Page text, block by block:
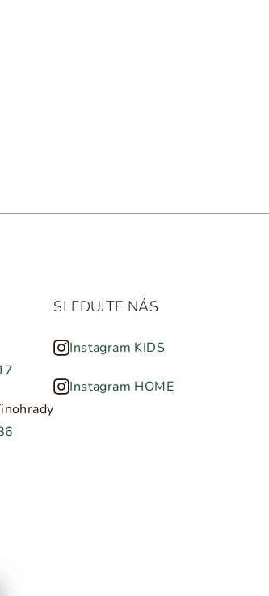
SLEDUJTE NÁS
Instagram KIDS
Instagram HOME